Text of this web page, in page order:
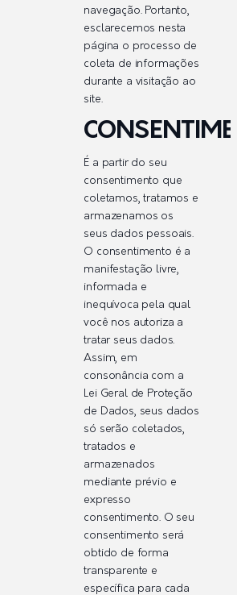
navegação. Portanto,
esclarecemos nesta
página o processo de
coleta de informações
durante a visitação ao
site.
É a partir do seu
consentimento que
coletamos, tratamos e
armazenamos os
seus dados pessoais.
O consentimento é a
manifestação livre,
informada e
inequívoca pela qual
você nos autoriza a
tratar seus dados.
Assim, em
consonância com a
Lei Geral de Proteção
de Dados, seus dados
só serão coletados,
tratados e
armazenados
mediante prévio e
expresso
consentimento. O seu
consentimento será
obtido de forma
transparente e
específica para cada